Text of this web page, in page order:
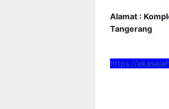
Alamat :
Tangerang
https://